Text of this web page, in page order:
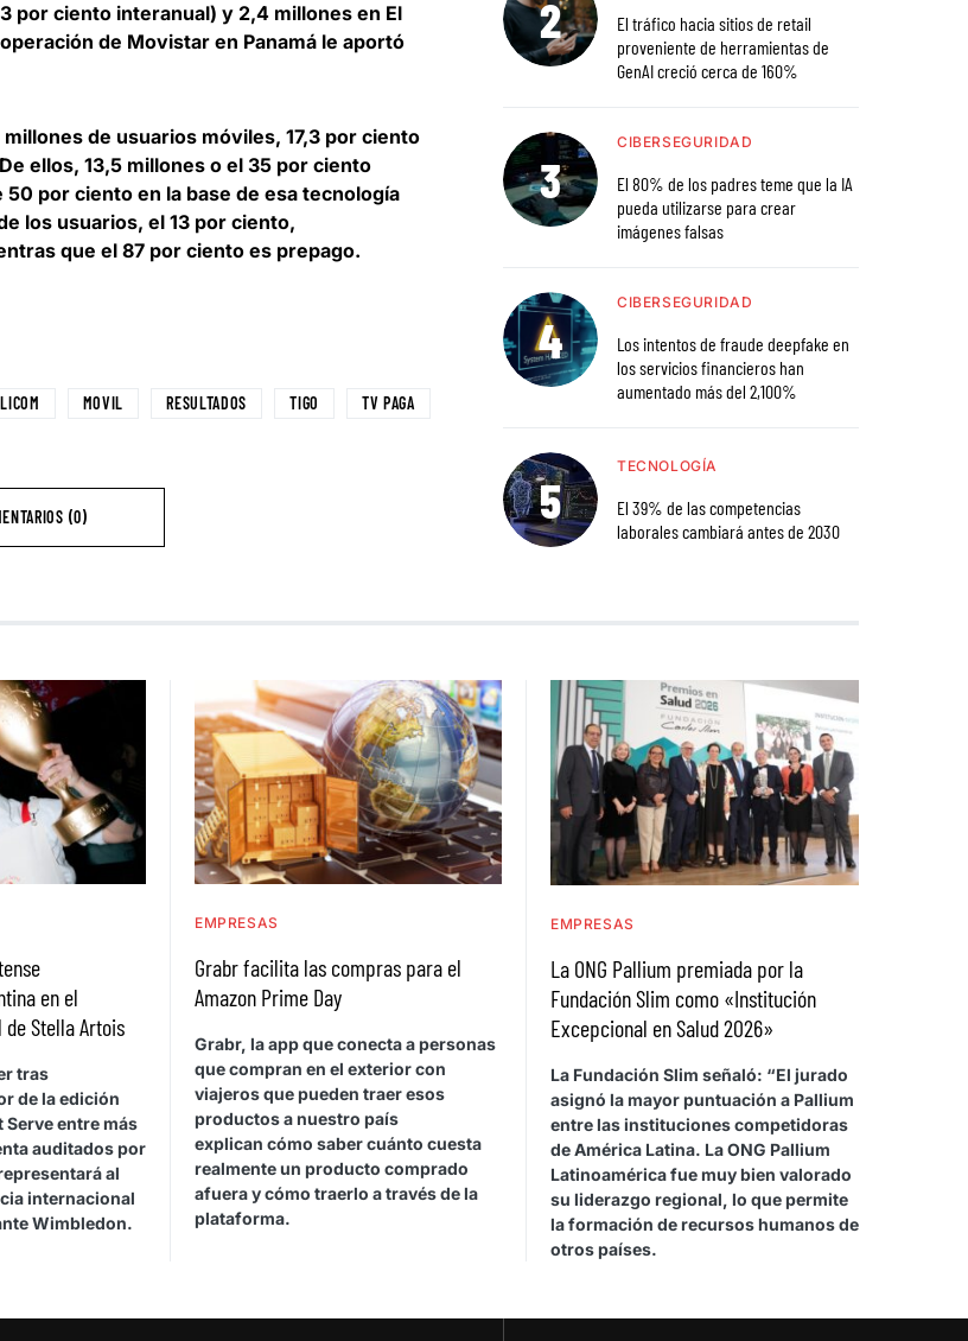
por ciento interanual) y 2,4 millones en El
de Movistar en Panamá le aportó
de usuarios móviles, 17,3 por ciento
ellos, 13,5 millones o el 35 por ciento
por ciento en la base de esa tecnología
los usuarios, el 13 por ciento,
que el 87 por ciento es prepago.
MOVIL RESULTADOS TIGO TV PAGA
(0)
El tráfico hacia sitios de retail
proveniente de herramientas de
GenAI creció cerca de 160%
CIBERSEGURIDAD
El 80% de los padres teme que la IA
pueda utilizarse para crear
imágenes falsas
CIBERSEGURIDAD
Los intentos de fraude deepfake en
los servicios financieros han
aumentado más del 2,100%
TECNOLOGÍA
El 39% de las competencias
laborales cambiará antes de 2030
en el
de Stella Artois
tras
de la edición
entre más
auditados por
al
internacional
Wimbledon.
EMPRESAS
Grabr facilita las compras para el
Amazon Prime Day
Grabr, la app que conecta a personas
que compran en el exterior con
viajeros que pueden traer esos
productos a nuestro país
explican cómo saber cuánto cuesta
realmente un producto comprado
afuera y cómo traerlo a través de la
plataforma.
EMPRESAS
La ONG Pallium premiada por la
Fundación Slim como «Institución
Excepcional en Salud 2026»
La Fundación Slim señaló: “El jurado
asignó la mayor puntuación a Pallium
entre las instituciones competidoras
de América Latina. La ONG Pallium
Latinoamérica fue muy bien valorado
su liderazgo regional, lo que permite
la formación de recursos humanos de
otros países.